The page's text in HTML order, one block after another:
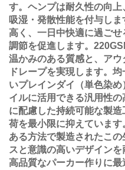
す。ヘンプは耐久性の向
吸湿・発散性能を付与し
高く、一日中快適に過ご
調節を促進します。
温かみのある質感と、ア
ドレープを実現します。
いプレインダイ（単色染
イルに活用できる汎用性
に配慮した持続可能な製
荷を最小限に抑えていま
ある方法で製造されたこ
スと意識の高いデザイン
高品質なパーカー作りに最